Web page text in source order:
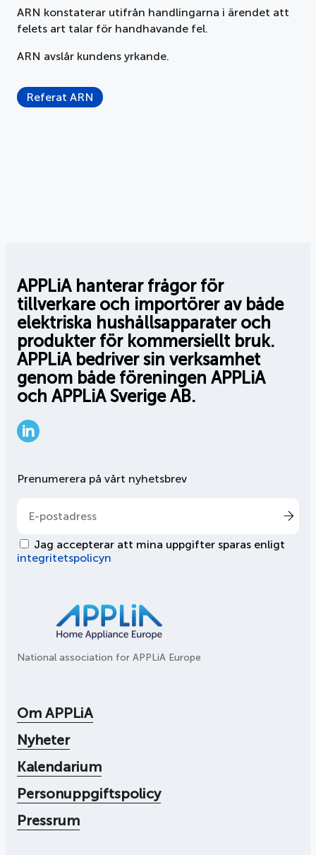
ARN konstaterar utifrån handlingarna i ärendet att
felets art talar för handhavande fel.
ARN avslår kundens yrkande.
Referat ARN
APPLiA hanterar frågor för
tillverkare och importörer av både
elektriska hushållsapparater och
produkter för kommersiellt bruk.
APPLiA bedriver sin verksamhet
genom både föreningen APPLiA
och APPLiA Sverige AB.
National association for APPLiA Europe
Prenumerera på vårt nyhetsbrev
Jag accepterar att mina uppgifter sparas enligt
integritetspolicyn
Om APPLiA
Nyheter
Kalendarium
Personuppgiftspolicy
Pressrum